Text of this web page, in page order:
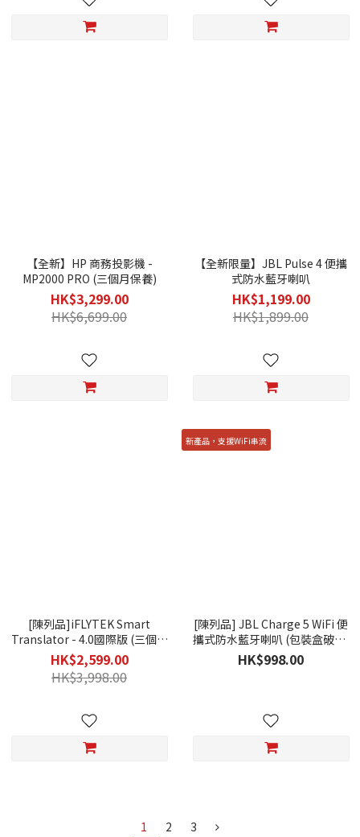
【全新】HP 商務投影機 -
MP2000 PRO (三個月保養)
HK$3,299.00
HK$6,699.00
【全新限量】JBL Pulse 4 便攜
式防水藍牙喇叭
HK$1,199.00
HK$1,899.00
[陳列品]iFLYTEK Smart
Translator - 4.0國際版 (三個月
保養)
HK$2,599.00
HK$3,998.00
新產品，支援WiFi串流
[陳列品] JBL Charge 5 WiFi 便
攜式防水藍牙喇叭 (包裝盒破損)
(一個月保養)
HK$998.00
1 2 3